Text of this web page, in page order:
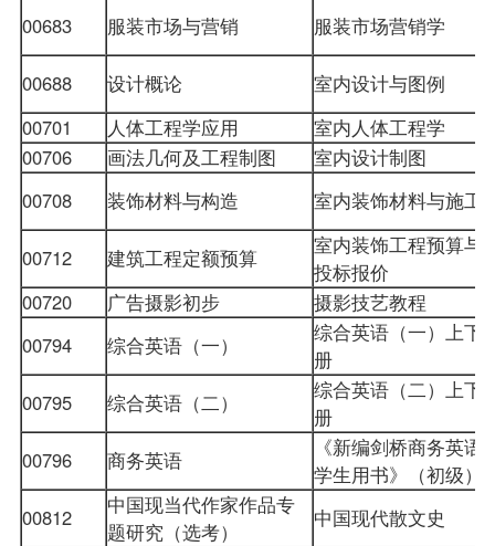
00683
服装市场与营销 服装市场营销学
00688
设计概论 室内设计与图例
00701
人体工程学应用 室内人体工程学
00706
画法几何及工程制图 室内设计制图
00708
装饰材料与构造 室内装饰材料与施工
00712 建筑工程定额预算
室内装饰工程预算与
投标报价
00720
广告摄影初步 摄影技艺教程
00794
综合英语（一）
综合英语（一）上下
册
00795 综合英语（二）
综合英语（二）上下
册
00796 商务英语
《新编剑桥商务英语
学生用书》（初级）
00812
中国现当代作家作品专
题研究（选考）
中国现代散文史